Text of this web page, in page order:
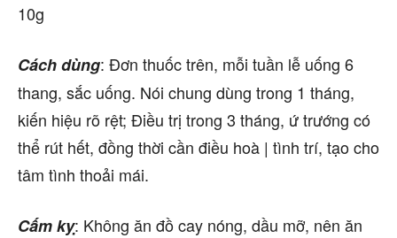
10g
Cách dùng: Đơn thuốc trên, mỗi tuần lễ uống 6
thang, sắc uống. Nói chung dùng trong 1 tháng,
kiến hiệu rõ rệt; Điều trị trong 3 tháng, ứ trướng có
thể rút hết, đồng thời cần điều hoà | tình trí, tạo cho
tâm tình thoải mái.
Cấm kỵ: Không ăn đồ cay nóng, dầu mỡ, nên ăn